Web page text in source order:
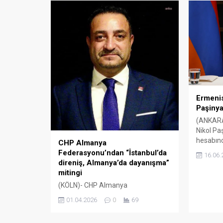
Karayipler’deki askeri gerilimi
artırırken, Venezuela Devlet
Başkanı Nicolas Maduro sınır ve
deniz güvenliğini güçlendirdi; ABD
ise Porto Riko’ya 10 adet F-35 savaş
uçağı konuşlandırdı. Venezuela
Dışişleri Bakanlığı, dün...
bugün
öğrenci,
CHP Almanya
Federasyonu’ndan “İstanbul’da
direniş, Almanya’da dayanışma”
mitingi
(KÖLN)- CHP Almanya
Gladbach’ta “İstanbul’da Direniş,
01.04.2026 0 69
Nikol